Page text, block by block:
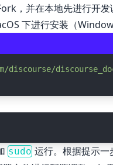
，并在本地先进行开发
下进行安装（
discourse/
sudo运行。根据提示一